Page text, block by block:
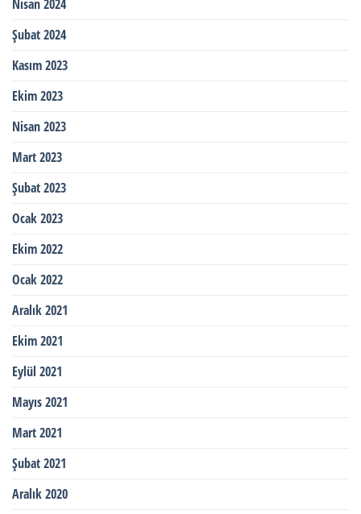
Nisan 2024
Şubat 2024
Kasım 2023
Ekim 2023
Nisan 2023
Mart 2023
Şubat 2023
Ocak 2023
Ekim 2022
Ocak 2022
Aralık 2021
Ekim 2021
Eylül 2021
Mayıs 2021
Mart 2021
Şubat 2021
Aralık 2020